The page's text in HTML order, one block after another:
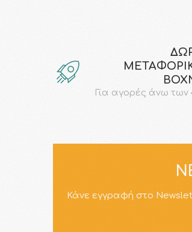
Για αγορές άνω των
Κάνε εγγραφή στο